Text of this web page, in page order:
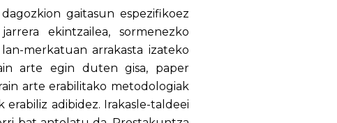
gaitasun espezifikoez
ekintzailea, sormenezko
merkatuan arrakasta izateko
arte egin duten gisa, paper
arte erabilitako metodologiak
adibidez. Irakasle-taldeei